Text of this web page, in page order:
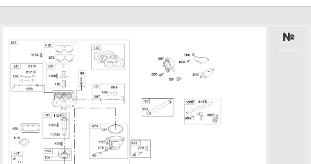
5 Коленчатый вал, поршень,
кольца, шатун 49M777-1460-G1
№